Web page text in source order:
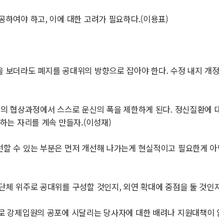
여야 하고, 이에 대한 고려가 필요하다.(이용표)
더라도 폐지를 공대위의 방향으로 잡아야 한다. 수정 내지
협상과정에서 스스로 운신의 폭을 제한하게 된다. 정신질환
는 자리를 계속 만들자.(이성재)
수 있는 부분은 먼저 개선해 나가는게 현실적이고 필요한게
위주로 공대위를 구성할 것인지, 외연 확대에 중점을 둘 것
제입원의 공포에 시달리는 당사자에 대한 배려나 지원대책